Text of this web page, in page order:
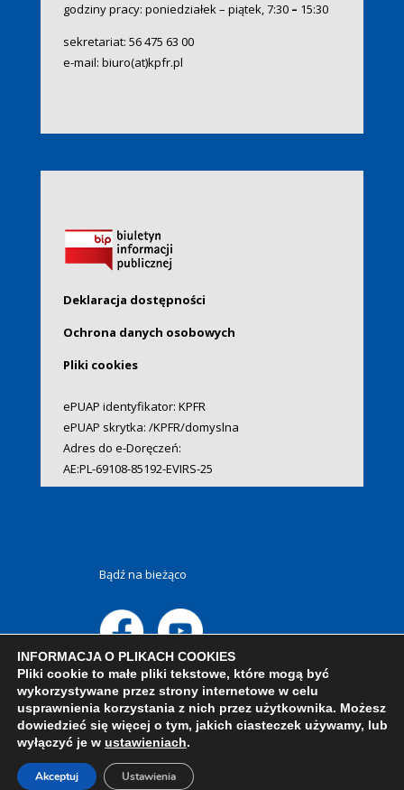
godziny pracy: poniedziałek – piątek, 7:30– 15:30
sekretariat: 56 475 63 00
e-mail: biuro(at)kpfr.pl
Deklaracja dostępności
Ochrona danych osobowych
Pliki cookies
ePUAP identyfikator: KPFR
ePUAP skrytka: /KPFR/domyslna
Adres do e-Doręczeń:
AE:PL-69108-85192-EVIRS-25
Bądź na bieżąco
INFORMACJA O PLIKACH COOKIES
Pliki cookie to małe pliki tekstowe, które mogą być
wykorzystywane przez strony internetowe w celu
usprawnienia korzystania z nich przez użytkownika. Możesz
dowiedzieć się więcej o tym, jakich ciasteczek używamy, lub
wyłączyć je w ustawieniach.
Akceptuj Ustawienia